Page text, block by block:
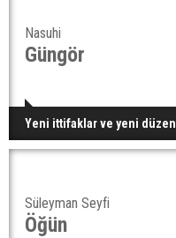
Nasuhi
Güngör
Yeni ittifaklar ve yeni düzen
Süleyman Seyfi
Öğün